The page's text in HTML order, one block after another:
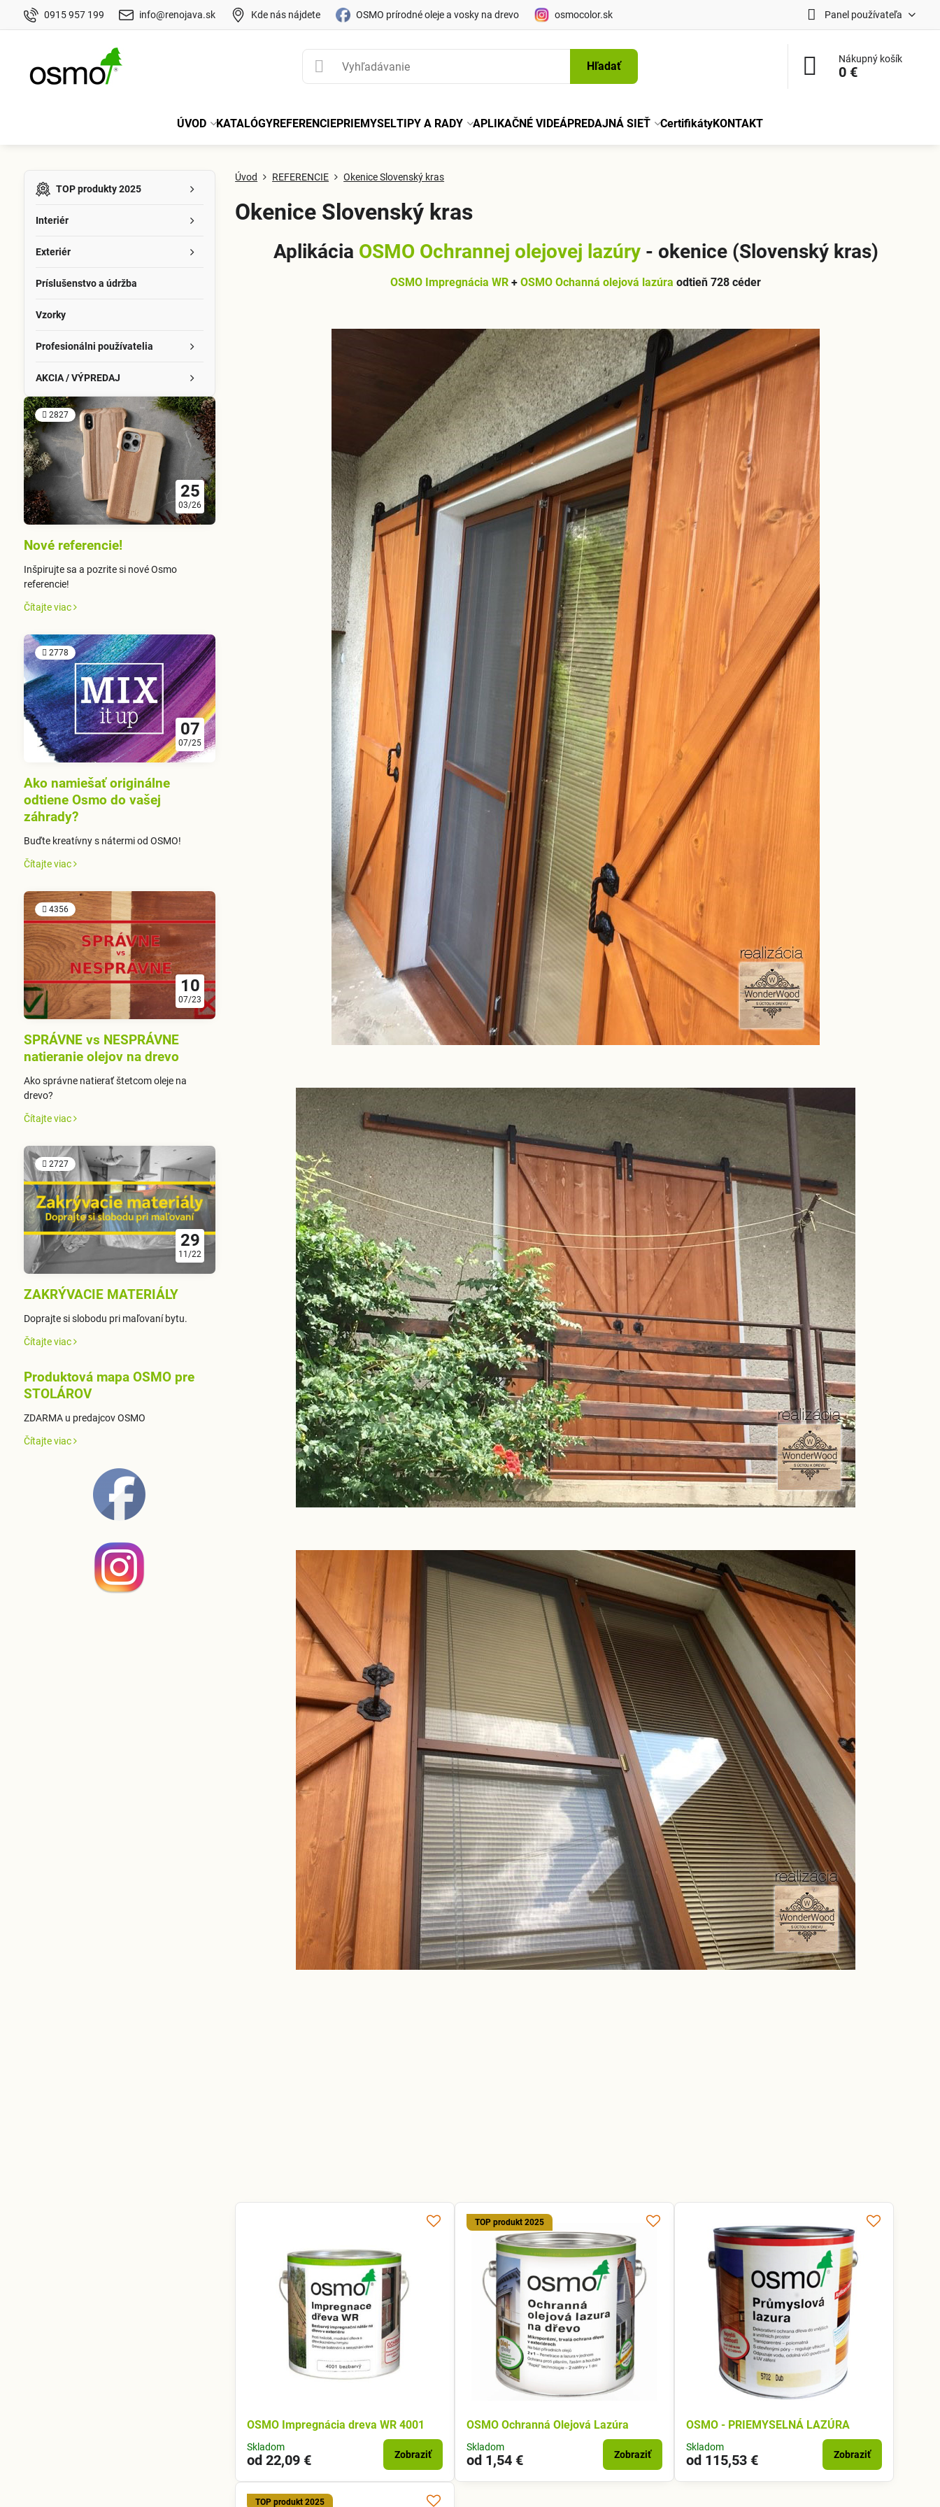
0915 957 199 info@renojava.sk Kde nás nájdete OSMO prírodné oleje a vosky na drevo osmocolor.sk Panel používateľa
Hľadať
Nákupný košík
0 €
ÚVOD KATALÓGYREFERENCIEPRIEMYSELTIPY A RADY APLIKAČNÉ VIDEÁPREDAJNÁ SIEŤ CertifikátyKONTAKT
Úvod REFERENCIE Okenice Slovenský kras
Okenice Slovenský kras
Aplikácia OSMO Ochrannej olejovej lazúry- okenice (Slovenský kras)
OSMO Impregnácia WR +OSMO Ochanná olejová lazúra odtieň 728 céder
OSMO Impregnácia dreva WR 4001
Skladom
od 22,09 € Zobraziť
TOP produkt 2025
OSMO Ochranná Olejová Lazúra
Skladom
od 1,54 € Zobraziť
OSMO - PRIEMYSELNÁ LAZÚRA
Skladom
od 115,53 € Zobraziť
TOP produkt 2025
TOP produkty 2025
Interiér
Exteriér
Príslušenstvo a údržba
Vzorky
Profesionálni používatelia
AKCIA / VÝPREDAJ
2827
25
03/26
Nové referencie!
Inšpirujte sa a pozrite si nové Osmo
referencie!
Čítajte viac
2778
07
07/25
Ako namiešať originálne
odtiene Osmo do vašej
záhrady?
Buďte kreatívny s nátermi od OSMO!
Čítajte viac
4356
10
07/23
SPRÁVNE vs NESPRÁVNE
natieranie olejov na drevo
Ako správne natierať štetcom oleje na
drevo?
Čítajte viac
2727
29
11/22
ZAKRÝVACIE MATERIÁLY
Doprajte si slobodu pri maľovaní bytu.
Čítajte viac
Produktová mapa OSMO pre
STOLÁROV
ZDARMA u predajcov OSMO
Čítajte viac